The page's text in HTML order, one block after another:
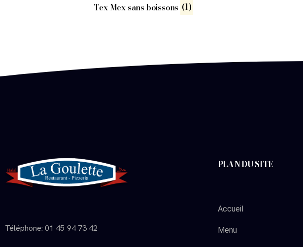
Tex Mex sans boissons (1)
Téléphone: 01 45 94 73 42
PLAN DU SITE
Accueil
Menu